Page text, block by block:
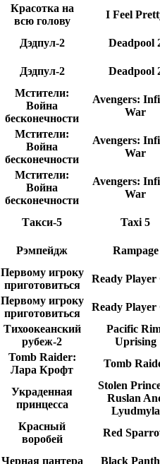
Красотка на
всю голову
I Feel
Дэдпул-2
Deadpool
Дэдпул-2 Deadpool
Мстители:
Война
бесконечности
Avengers:
War
Мстители:
Война
бесконечности
Avengers:
War
Мстители:
Война
бесконечности
Avengers:
War
Такси-5
Taxi 5
Рэмпейдж
Rampage
Первому игроку
приготовиться
Ready Player
Первому игроку
приготовиться
Ready Player
Тихоокеанский
рубеж-2
Pacific
Uprising
Tomb Raider:
Лара Крофт
Tomb
Украденная
принцесса
Stolen
Ruslan
Lyudmyla
Красный
воробей
Red
Черная пантера
Black